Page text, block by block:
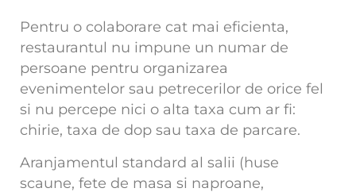
Pentru o colaborare cat mai eficienta,
restaurantul nu impune un numar de
persoane pentru organizarea
evenimentelor sau petrecerilor de orice fel
si nu percepe nici o alta taxa cum ar fi:
chirie, taxa de dop sau taxa de parcare.
Aranjamentul standard al salii (huse
scaune, fete de masa si naproane,